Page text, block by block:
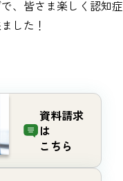
、皆さま楽しく認知症
した！
資料請求
は
こちら